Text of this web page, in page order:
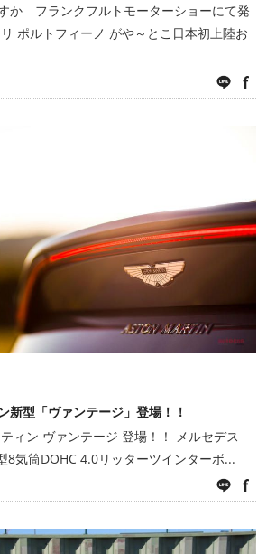
か フランクフルトモーターショーにて発
ポルトフィーノ がや～とこ日本初上陸お
LINE
新型「ヴァンテージ」登場！！
ィン ヴァンテージ 登場！！ メルセデス
8気筒DOHC 4.0リッターツインターボ...
LINE